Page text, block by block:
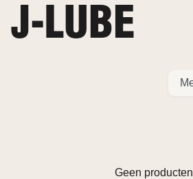
J-LUBE
Geen producten